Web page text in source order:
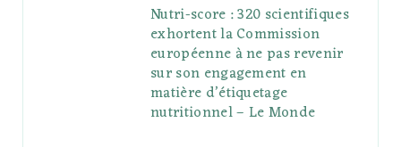
Nutri-score : 320 scientifiques
exhortent la Commission
européenne à ne pas revenir
sur son engagement en
matière d’étiquetage
nutritionnel – Le Monde